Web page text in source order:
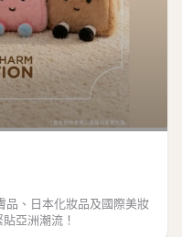
、日本化妝品及國際美妝
亞洲潮流！